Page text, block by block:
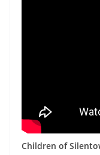
Children of